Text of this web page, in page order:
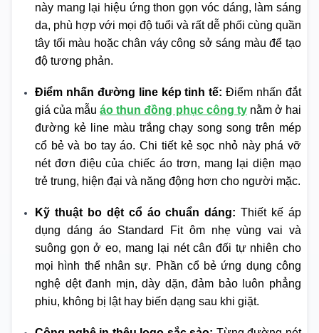
này mang lại hiệu ứng thon gọn vóc dáng, làm sáng
da, phù hợp với mọi độ tuổi và rất dễ phối cùng quần
tây tối màu hoặc chân váy công sở sáng màu để tạo
độ tương phản.
Điểm nhấn đường line kép tinh tế: Điểm nhấn đắt
giá của mẫuáo thun đồng phục công tynằm ở hai
đường kẻ line màu trắng chạy song song trên mép
cổ bẻ và bo tay áo. Chi tiết kẻ sọc nhỏ này phá vỡ
nét đơn điệu của chiếc áo trơn, mang lại diện mạo
trẻ trung, hiện đại và năng động hơn cho người mặc.
Kỹ thuật bo dệt cổ áo chuẩn dáng:Thiết kế áp
dụng dáng áo Standard Fit ôm nhẹ vùng vai và
suông gọn ở eo, mang lại nét cân đối tự nhiên cho
mọi hình thể nhân sự. Phần cổ bẻ ứng dụng công
nghệ dệt đanh mịn, dày dặn, đảm bảo luôn phẳng
phiu, không bị lật hay biến dạng sau khi giặt.